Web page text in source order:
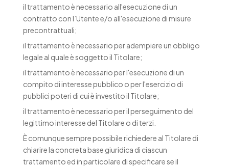
il trattamento è necessario all'esecuzione di un
contratto con l’Utente e/o all'esecuzione di misure
precontrattuali;
il trattamento è necessario per adempiere un obbligo
legale al quale è soggetto il Titolare;
il trattamento è necessario per l'esecuzione di un
compito di interesse pubblico o per l'esercizio di
pubblici poteri di cui è investito il Titolare;
il trattamento è necessario per il perseguimento del
legittimo interesse del Titolare o di terzi.
È comunque sempre possibile richiedere al Titolare di
chiarire la concreta base giuridica di ciascun
trattamento ed in particolare di specificare se il